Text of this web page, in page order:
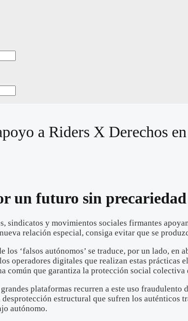
a Riders X Derechos
un futuro sin
sindicatos y movimientos sociales firmantes
relación especial, consiga evitar que se
los ‘falsos autónomos’ se traduce, por un lado,
operadores digitales que realizan estas prácticas
común que garantiza la protección social colectiva
plataformas recurren a este uso
desprotección estructural que sufren los
autónomo.